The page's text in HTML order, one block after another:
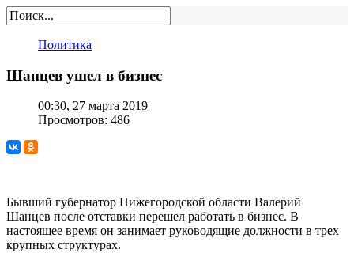
Политика
Шанцев ушел в бизнес
00:30, 27 марта 2019
Просмотров: 486
Бывший губернатор Нижегородской области Валерий
Шанцев после отставки перешел работать в бизнес. В
настоящее время он занимает руководящие должности в трех
крупных структурах.